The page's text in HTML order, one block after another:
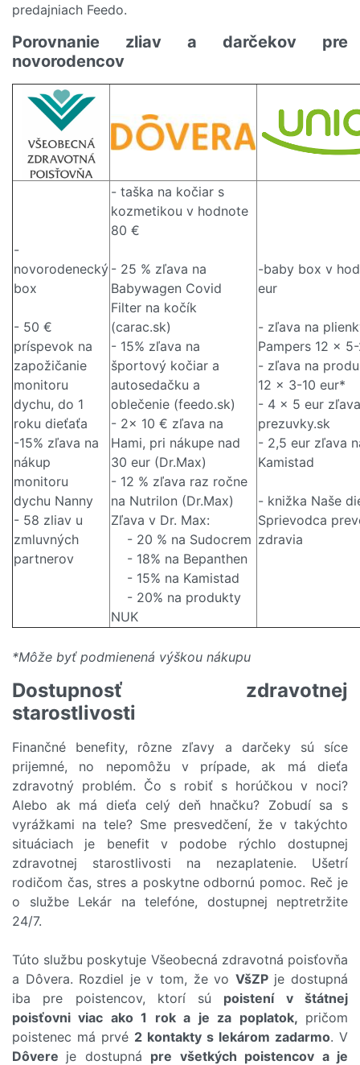
predajniach Feedo.
Porovnanie zliav a darčekov pre
novorodencov
-
novorodenecký
box
- 50 €
príspevok na
zapožičanie
monitoru
dychu, do 1
roku dieťaťa
-15% zľava na
nákup
monitoru
dychu Nanny
- 58 zliav u
zmluvných
partnerov
- taška na kočiar s
kozmetikou v hodnote
80 €
- 25 % zľava na
Babywagen Covid
Filter na kočík
(carac.sk)
- 15% zľava na
športový kočiar a
autosedačku a
oblečenie (feedo.sk)
- 2x 10 € zľava na
Hami, pri nákupe nad
30 eur (Dr.Max)
- 12 % zľava raz ročne
na Nutrilon (Dr.Max)
Zľava v Dr. Max:
- 20 % na Sudocrem
- 18% na Bepanthen
- 15% na Kamistad
- 20% na produkty
NUK
-baby box v
eur
- zľava na
Pampers 12 x
- zľava na
12 x 3-10 eur*
- 4 x 5 eur
prezuvky.sk
- 2,5 eur zľava
Kamistad
- knižka Naše
Sprievodca
zdravia
*Môže byť podmienená výškou nákupu
Dostupnosť zdravotnej
starostlivosti
Finančné benefity, rôzne zľavy a darčeky sú síce
prijemné, no nepomôžu v prípade, ak má dieťa
zdravotný problém. Čo s robiť s horúčkou v noci?
Alebo ak má dieťa celý deň hnačku? Zobudí sa s
vyrážkami na tele? Sme presvedčení, že v takýchto
situáciach je benefit v podobe rýchlo dostupnej
zdravotnej starostlivosti na nezaplatenie. Ušetrí
rodičom čas, stres a poskytne odbornú pomoc. Reč je
o službe Lekár na telefóne, dostupnej neptretržite
24/7.
Túto službu poskytuje Všeobecná zdravotná poisťovňa
a Dôvera. Rozdiel je v tom, že vo VšZPje dostupná
iba pre poistencov, ktorí sú poistení v štátnej
poisťovni viac ako 1 rok a je za poplatok, pričom
poistenec má prvé 2 kontakty s lekárom zadarmo. V
Dôvere je dostupná pre všetkých poistencov a je